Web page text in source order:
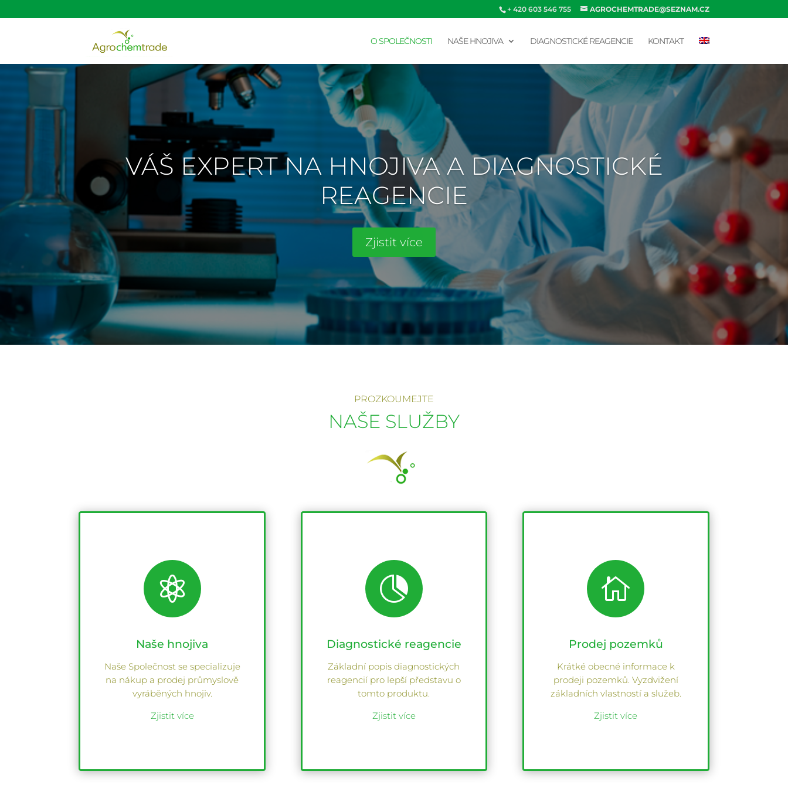
+ 420 603 546 755 AGROCHEMTRADE@SEZNAM.CZ
O SPOLEČNOSTI NAŠE HNOJIVA DIAGNOSTICKÉ REAGENCIE KONTAKT
VÁŠ EXPERT NA HNOJIVA A DIAGNOSTICKÉ
REAGENCIE
Zjistit více
PROZKOUMEJTE
NAŠE SLUŽBY

Naše hnojiva
Naše Společnost se specializuje
na nákup a prodej průmyslově
vyráběných hnojiv.
Zjistit více

Diagnostické reagencie
Základní popis diagnostických
reagencií pro lepší představu o
tomto produktu.
Zjistit více

Prodej pozemků
Krátké obecné informace k
prodeji pozemků. Vyzdvižení
základních vlastností a služeb.
Zjistit více